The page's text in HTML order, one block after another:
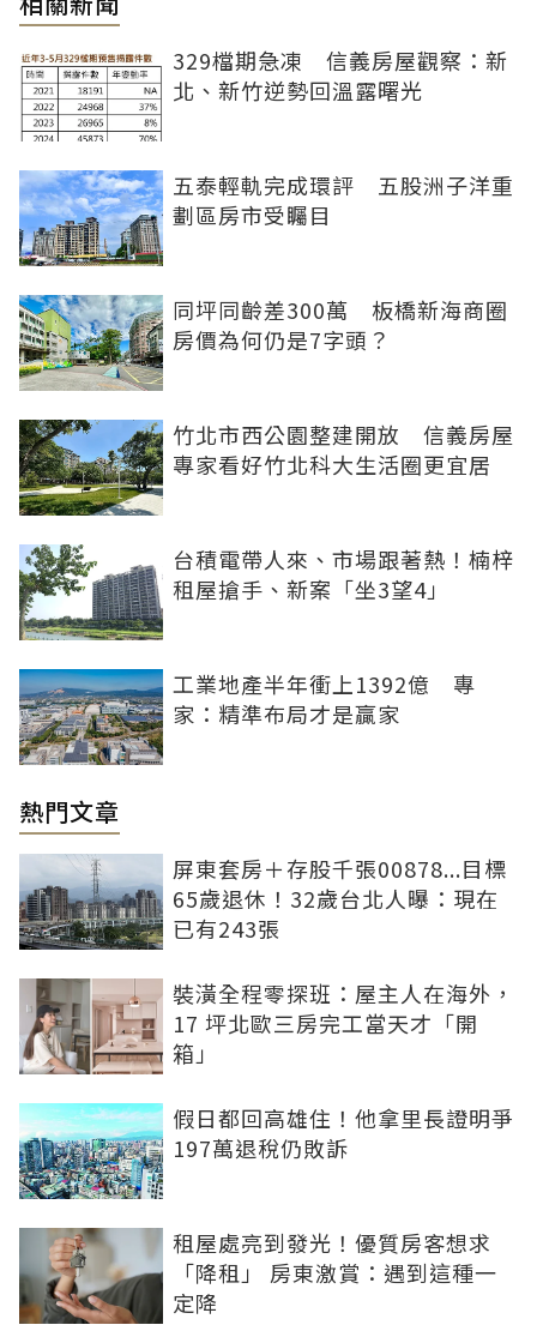
329檔期急凍 信義房屋觀察：新
北、新竹逆勢回溫露曙光
五泰輕軌完成環評 五股洲子洋重
劃區房市受矚目
同坪同齡差300萬 板橋新海商圈
房價為何仍是7字頭？
竹北市西公園整建開放 信義房屋
專家看好竹北科大生活圈更宜居
台積電帶人來、市場跟著熱！楠梓
租屋搶手、新案「坐3望4」
工業地產半年衝上1392億 專
家：精準布局才是贏家
熱門文章
屏東套房＋存股千張00878...目標
65歲退休！32歲台北人曝：現在
已有243張
裝潢全程零探班：屋主人在海外，
17 坪北歐三房完工當天才「開
箱」
假日都回高雄住！他拿里長證明爭
197萬退稅仍敗訴
租屋處亮到發光！優質房客想求
「降租」 房東激賞：遇到這種一
定降